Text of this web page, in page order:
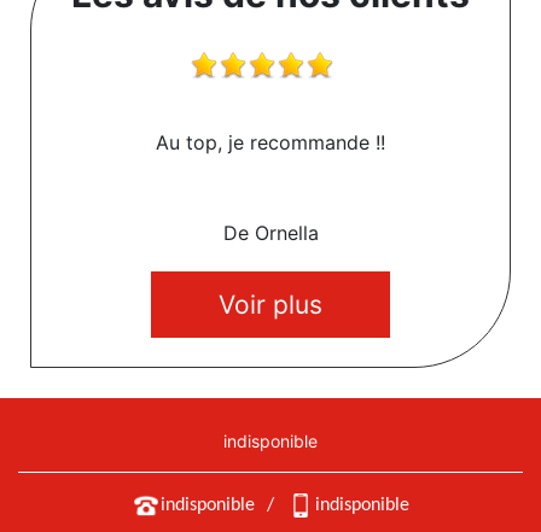
Au top, je recommande !!
De Ornella
Voir plus
indisponible
indisponible / indisponible